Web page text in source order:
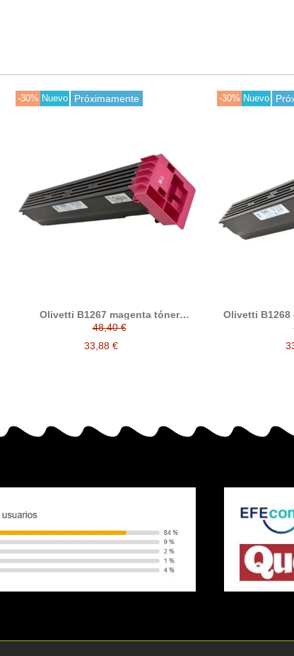
-30% Nuevo Próximamente
Olivetti B1267 magenta tóner
compatible
48,40 €
33,88 €
-30% Nuevo
Olivetti